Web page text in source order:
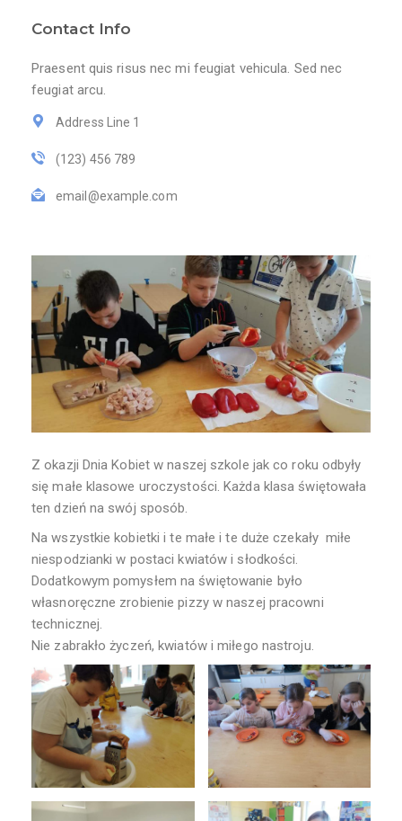
Contact Info
Praesent quis risus nec mi feugiat vehicula. Sed nec
feugiat arcu.
Address Line 1
(123) 456 789
email@example.com
Z okazji Dnia Kobiet w naszej szkole jak co roku odbyły
się małe klasowe uroczystości. Każda klasa świętowała
ten dzień na swój sposób.
Na wszystkie kobietki i te małe i te duże czekały miłe
niespodzianki w postaci kwiatów i słodkości.
Dodatkowym pomysłem na świętowanie było
własnoręczne zrobienie pizzy w naszej pracowni
technicznej.
Nie zabrakło życzeń, kwiatów i miłego nastroju.